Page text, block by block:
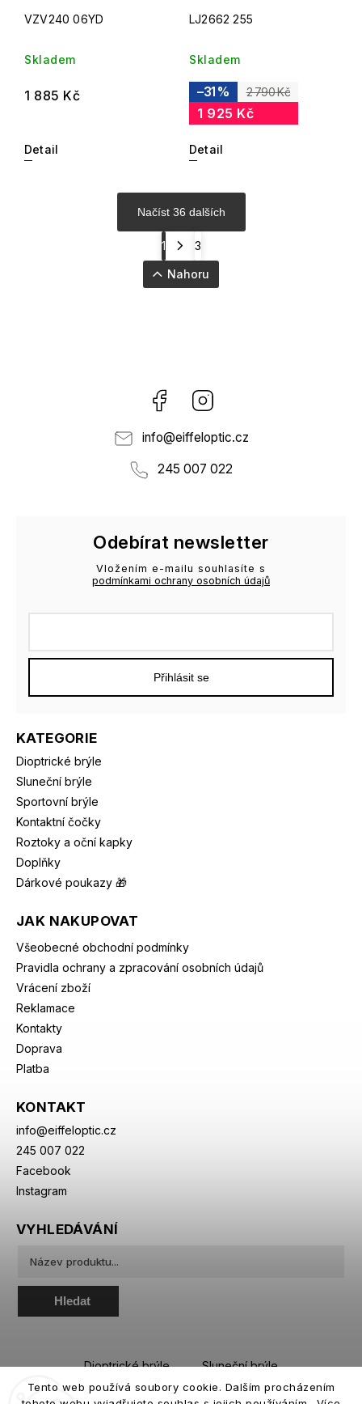
Tento web používá soubory cookie. Dalším procházením
VZV240 06YD
Skladem
1 885 Kč
Detail
LJ2662 255
Skladem
2 790 Kč
–31 %
1 925 Kč
Detail
Načíst 36 dalších
1 3
Nahoru
Facebook
info@eiffeloptic.cz
245 007 022
KATEGORIE
Dioptrické brýle
Sluneční brýle
Sportovní brýle
Kontaktní čočky
Roztoky a oční kapky
Doplňky
Dárkové poukazy 🎁
JAK NAKUPOVAT
Všeobecné obchodní podmínky
Pravidla ochrany a zpracování osobních údajů
Vrácení zboží
Reklamace
Kontakty
Doprava
Platba
KONTAKT
info@eiffeloptic.cz
245 007 022
Facebook
Instagram
Odebírat newsletter
Vložením e-mailu souhlasíte s
podmínkami ochrany osobních údajů
Přihlásit se
VYHLEDÁVÁNÍ
Hledat
Dioptrické brýle
Sluneční brýle
Sportovní brýle
Kontaktní čočky